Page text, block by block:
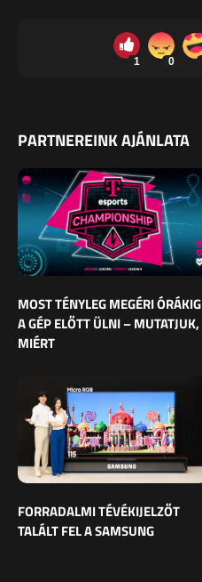
1 0
PARTNEREINK AJÁNLATA
MOST TÉNYLEG MEGÉRI ÓRÁKIG
A GÉP ELŐTT ÜLNI – MUTATJUK,
MIÉRT
FORRADALMI TÉVÉKIJELZŐT
TALÁLT FEL A SAMSUNG